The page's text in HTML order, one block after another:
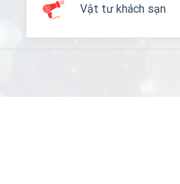
Vật tư khách sạn